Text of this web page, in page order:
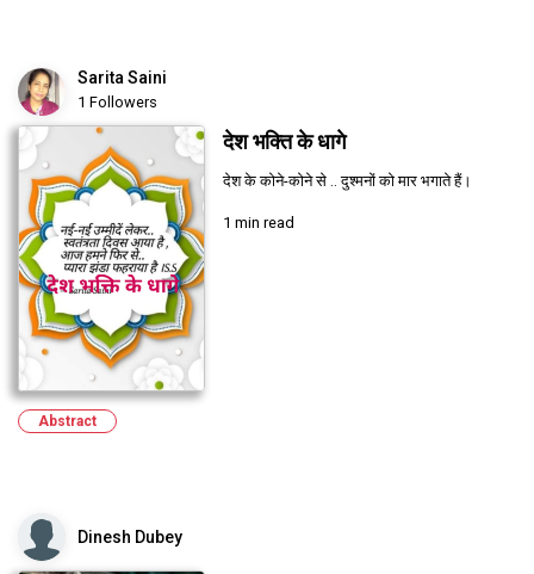
Sarita Saini
1 Followers
देश भक्ति के धागे
देश के कोने-कोने से .. दुश्मनों को मार भगाते हैं।
1 min read
Abstract
Dinesh Dubey